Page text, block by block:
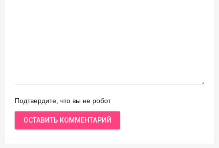
Подтвердите, что вы не робот